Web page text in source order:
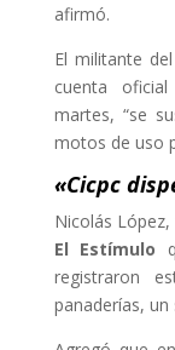
afirmó.
El militante
cuenta
martes, “se
motos de uso
«Cicpc
Nicolás
El Estímulo
registraron
panaderías,